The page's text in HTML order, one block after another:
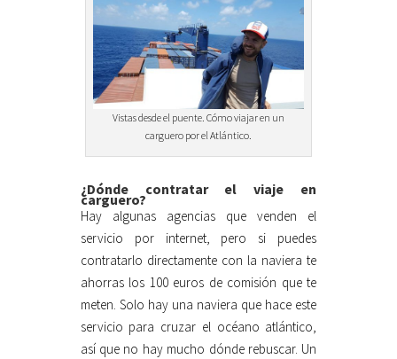
Vistas desde el puente. Cómo viajar en un
carguero por el Atlántico.
¿Dónde contratar el viaje en
carguero?
Hay algunas agencias que venden el
servicio por internet, pero si puedes
contratarlo directamente con la naviera te
ahorras los 100 euros de comisión que te
meten. Solo hay una naviera que hace este
servicio para cruzar el océano atlántico,
así que no hay mucho dónde rebuscar. Un